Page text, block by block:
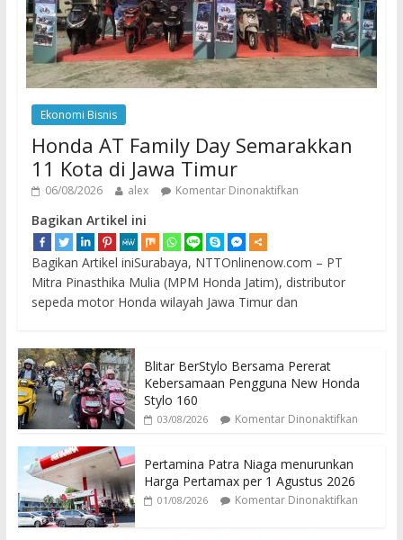
Ekonomi Bisnis
Honda AT Family Day Semarakkan
11 Kota di Jawa Timur
06/08/2026 alex Komentar Dinonaktifkan
Bagikan Artikel ini
Bagikan Artikel iniSurabaya, NTTOnlinenow.com – PT
Mitra Pinasthika Mulia (MPM Honda Jatim), distributor
sepeda motor Honda wilayah Jawa Timur dan
Blitar BerStylo Bersama Pererat
Kebersamaan Pengguna New Honda
Stylo 160
03/08/2026 Komentar Dinonaktifkan
Pertamina Patra Niaga menurunkan
Harga Pertamax per 1 Agustus 2026
01/08/2026 Komentar Dinonaktifkan